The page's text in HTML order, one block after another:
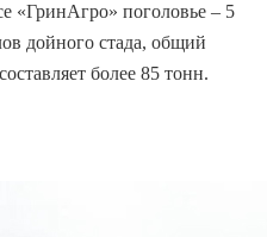
«ГринАгро» поголовье – 5
дойного стада, общий
более 85 тонн.